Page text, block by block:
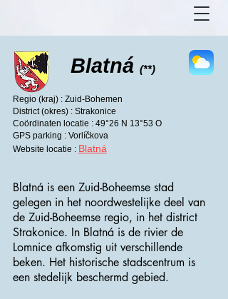
Blatná (**)
Regio (kraj) : Zuid-Bohemen
District (okres) : Strakonice
Coördinaten locatie : 49°26 N 13°53 O
GPS parking : Vorlíčkova
Website locatie : Blatná
Blatná is een Zuid-Boheemse stad
gelegen in het noordwestelijke deel van
de Zuid-Boheemse regio, in het district
Strakonice. In Blatná is de rivier de
Lomnice afkomstig uit verschillende
beken. Het historische stadscentrum is
een stedelijk beschermd gebied.